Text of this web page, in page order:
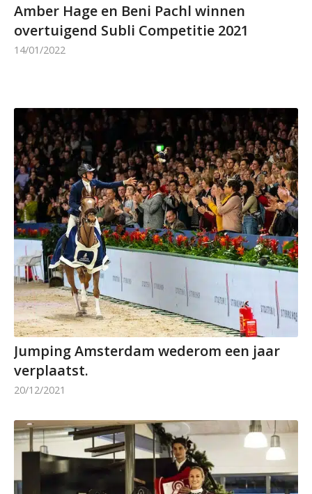
Amber Hage en Beni Pachl winnen
overtuigend Subli Competitie 2021
14/01/2022
Jumping Amsterdam wederom een jaar
verplaatst.
20/12/2021